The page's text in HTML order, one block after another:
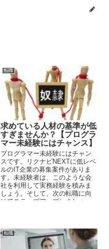
転職
求めている人材の基準が低
すぎませんか？【プログラ
マー未経験にはチャンス】
プログラマー未経験にはチャン
スです。リクナビNEXTに低レベ
ルのIT企業の募集案件がありま
す。未経験者は、このような会
社を利用して実務経験を積みま
しょう。そして、次の転職に向
けてステップアップしましょ
転職